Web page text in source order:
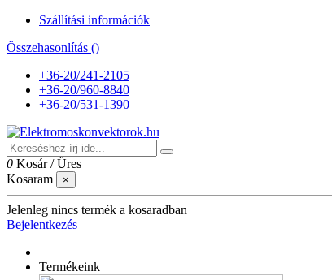
Szállítási információk
Összehasonlítás ()
+36-20/241-2105
+36-20/960-8840
+36-20/531-1390
0 Kosár /Üres
Kosaram
×
Jelenleg nincs termék a kosaradban
Bejelentkezés
Termékeink